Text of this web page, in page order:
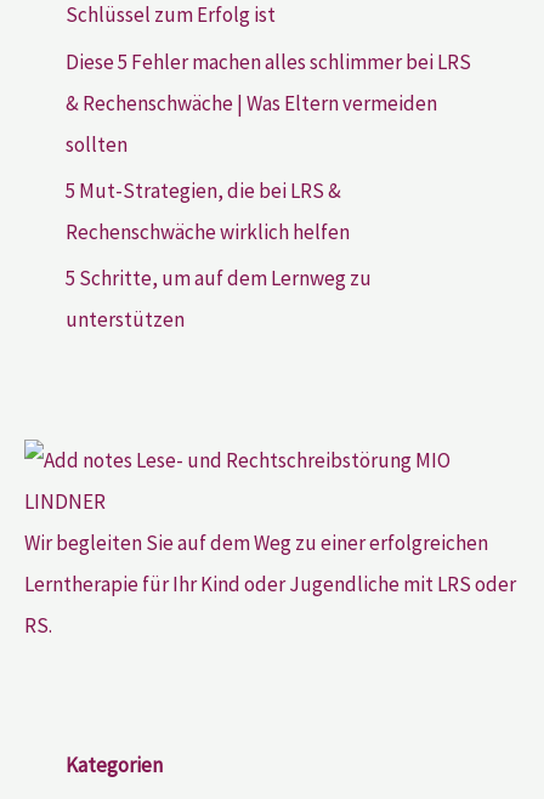
Schlüssel zum Erfolg ist
Diese 5 Fehler machen alles schlimmer bei LRS
& Rechenschwäche | Was Eltern vermeiden
sollten
5 Mut-Strategien, die bei LRS &
Rechenschwäche wirklich helfen
5 Schritte, um auf dem Lernweg zu
unterstützen
Wir begleiten Sie auf dem Weg zu einer erfolgreichen
Lerntherapie für Ihr Kind oder Jugendliche mit LRS oder
RS.
Kategorien